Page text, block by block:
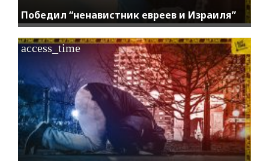
Победил “ненавистник евреев и Израиля”
access_time